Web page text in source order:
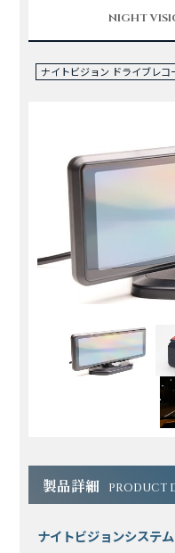
NIGHT
ナイトビジョン ドライブレコ
製品詳細 PRODUCT
ナイトビジョンシステ